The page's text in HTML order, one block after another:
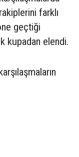
farklı
geçtiği
kupadan elendi.